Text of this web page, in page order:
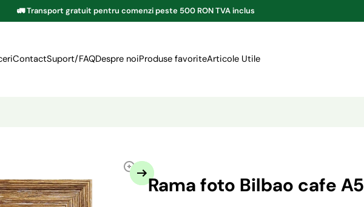
🚛 Transport gratuit pentru comenzi peste 500 RON TVA inclus
ContactSuport/FAQDespre noiProduse favoriteArticole Utile
Rama foto Bilbao cafe A5